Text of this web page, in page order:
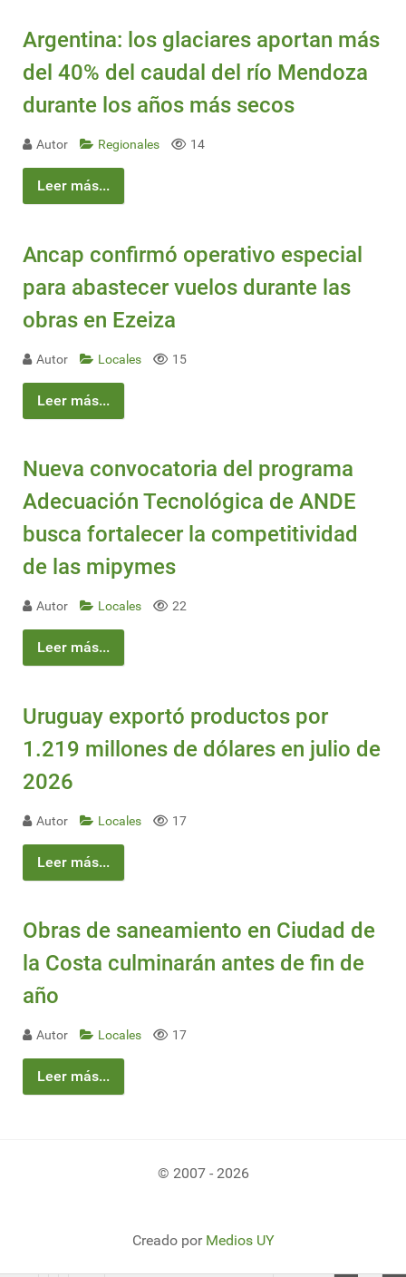
Argentina: los glaciares aportan más
del 40% del caudal del río Mendoza
durante los años más secos
Autor Regionales 14
Leer más...
Ancap confirmó operativo especial
para abastecer vuelos durante las
obras en Ezeiza
Autor Locales 15
Leer más...
Nueva convocatoria del programa
Adecuación Tecnológica de ANDE
busca fortalecer la competitividad
de las mipymes
Autor Locales 22
Leer más...
Uruguay exportó productos por
1.219 millones de dólares en julio de
2026
Autor Locales 17
Leer más...
Obras de saneamiento en Ciudad de
la Costa culminarán antes de fin de
año
Autor Locales 17
Leer más...
© 2007 - 2026
Creado por Medios UY